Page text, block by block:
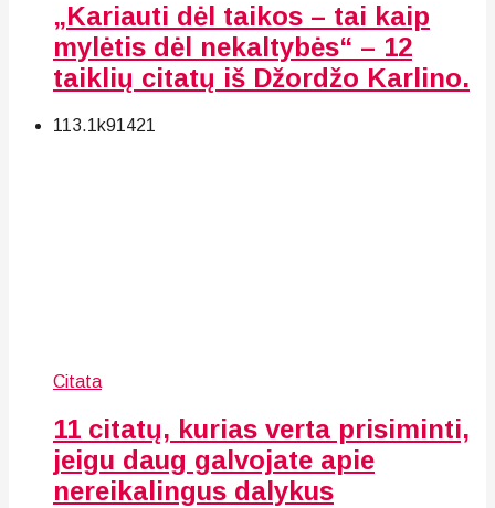
„Kariauti dėl taikos – tai kaip
mylėtis dėl nekaltybės“ – 12
taiklių citatų iš Džordžo Karlino.
113.1k91 421
Citata
11 citatų, kurias verta prisiminti,
jeigu daug galvojate apie
nereikalingus dalykus